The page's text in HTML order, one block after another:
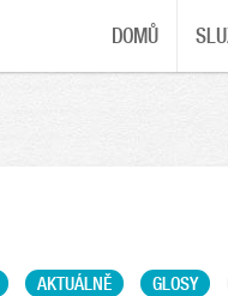
DOMŮ
AKTUÁLNĚ GLOSY